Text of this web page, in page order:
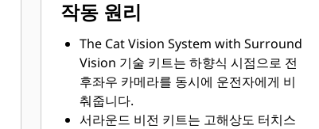
작동 원리
The Cat Vision System with Surround
Vision 기술 키트는 하향식 시점으로 전
후좌우 카메라를 동시에 운전자에게 비
춰줍니다.​
서라운드 비전 키트는 고해상도 터치스